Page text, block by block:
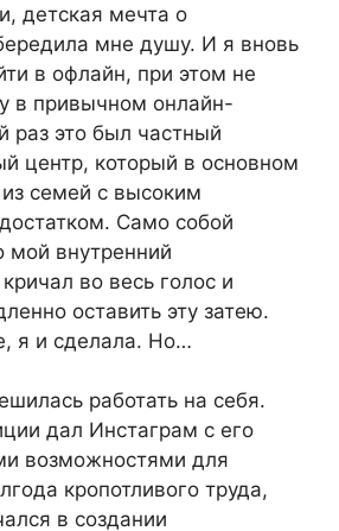
детская мечта о
мне душу. И я вновь
в офлайн, при этом не
в привычном онлайн-
раз это был частный
центр, который в основном
семей с высоким
Само собой
мой внутренний
во весь голос и
оставить эту затею.
я и сделала. Но…
работать на себя.
дал Инстаграм с его
возможностями для
кропотливого труда,
в создании